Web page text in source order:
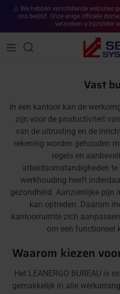
Ga naar inhoud
⚠️ We hebben verschillende websites
ons bedrijf. Onze enige officiële
verzoeken u bijzonder
Vast
In een kantoor kan de
zijn voor de productiviteit
van de uitrusting en de
rekening worden gehouden
regels en
arbeidsomstandigheden
werkhouding heeft
gezondheid. Aanzienlijke pijn
kan optreden. Daarom
kantoorruimte zich
om een functioneel
Waarom kiezen
Het LEANERGO BUREAU is
gemakkelijk in alle